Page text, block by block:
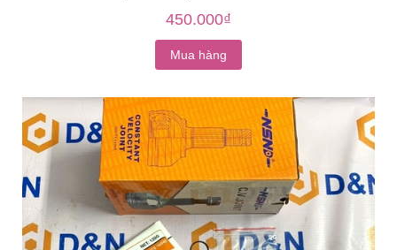
450.000₫
Mua hàng